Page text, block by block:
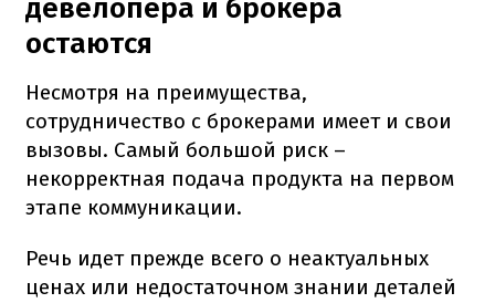
девелопера и брокера
остаются
Несмотря на преимущества,
сотрудничество с брокерами имеет и свои
вызовы. Самый большой риск –
некорректная подача продукта на первом
этапе коммуникации.
Речь идет прежде всего о неактуальных
ценах или недостаточном знании деталей